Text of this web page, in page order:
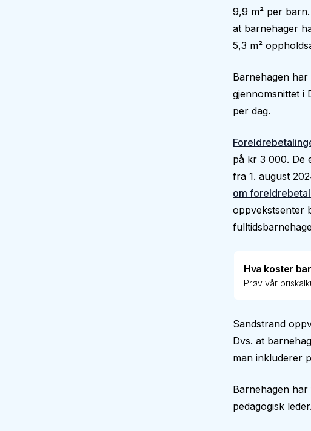
9,9 m² per
at barnehager
5,3 m²
Barnehagen har
gjennomsnittet i
per dag.
på kr 3 000. De
fra 1. august
om
oppvekstsenter
Hva koster
Prøv vår
Sandstrand
Dvs. at
man inkluderer
Barnehagen
pedagogisk leder.